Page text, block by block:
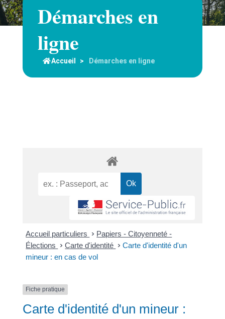
Démarches en
ligne
Accueil > Démarches en ligne
Accueil particuliers > Papiers - Citoyenneté -
Élections > Carte d'identité > Carte d'identité d'un
mineur : en cas de vol
Fiche pratique
Carte d'identité d'un mineur :